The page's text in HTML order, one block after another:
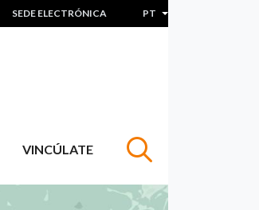
SEDE ELECTRÓNICA PT Lista de ações
VINCÚLATE